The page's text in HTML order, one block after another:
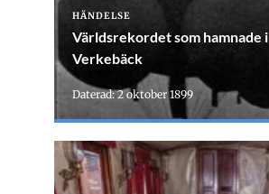
HÄNDELSE
Världsrekordet som hamnade i
Verkebäck
Daterad: 2 oktober 1899